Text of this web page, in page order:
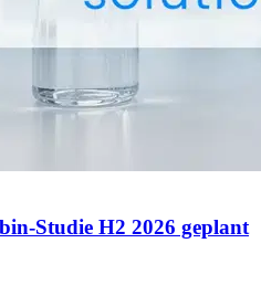
Studie H2 2026 geplant